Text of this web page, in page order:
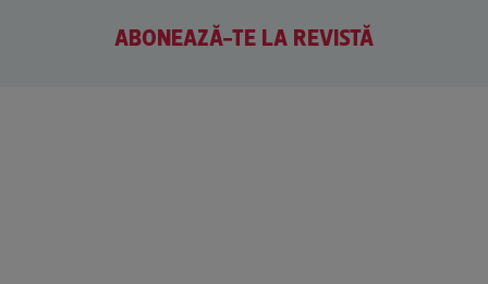
ABONEAZĂ-TE LA REVISTĂ